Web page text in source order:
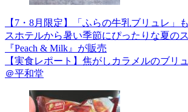
【7・8月限定】「ふらの牛乳ブリュレ」
スホテルから暑い季節にぴったりな夏の
『Peach & Milk』が販売
【実食レポート】焦がしカラメルのブリ
＠平和堂